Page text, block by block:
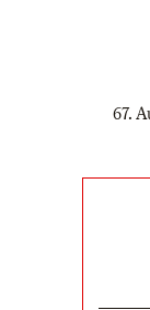
67.